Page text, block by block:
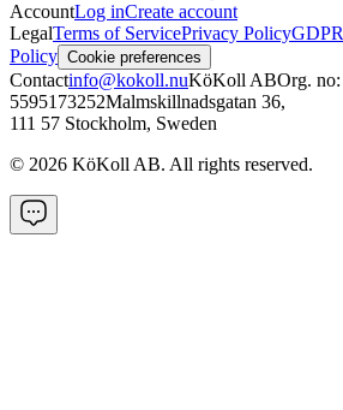
AccountLog inCreate account
LegalTerms of ServicePrivacy PolicyGDPR
Policy Cookie preferences
Contactinfo@kokoll.nuKöKoll ABOrg. no:
5595173252Malmskillnadsgatan 36,
111 57 Stockholm, Sweden
© 2026 KöKoll AB. All rights reserved.